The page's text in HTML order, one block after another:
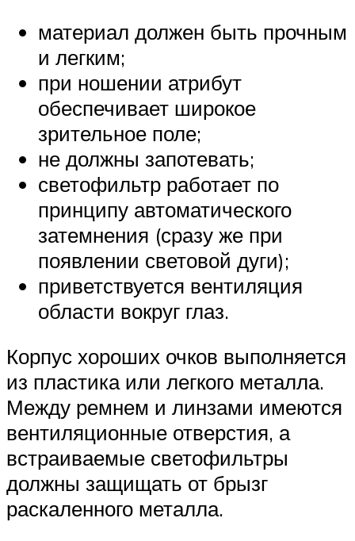
материал должен быть прочным
и легким;
при ношении атрибут
обеспечивает широкое
зрительное поле;
не должны запотевать;
светофильтр работает по
принципу автоматического
затемнения (сразу же при
появлении световой дуги);
приветствуется вентиляция
области вокруг глаз.
Корпус хороших очков выполняется
из пластика или легкого металла.
Между ремнем и линзами имеются
вентиляционные отверстия, а
встраиваемые светофильтры
должны защищать от брызг
раскаленного металла.